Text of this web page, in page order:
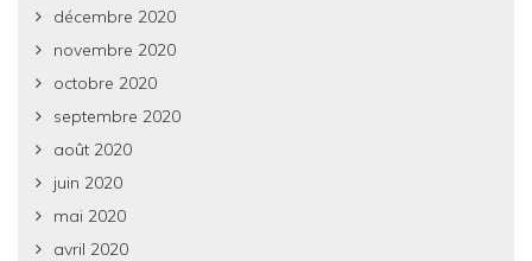
décembre 2020
novembre 2020
octobre 2020
septembre 2020
août 2020
juin 2020
mai 2020
avril 2020